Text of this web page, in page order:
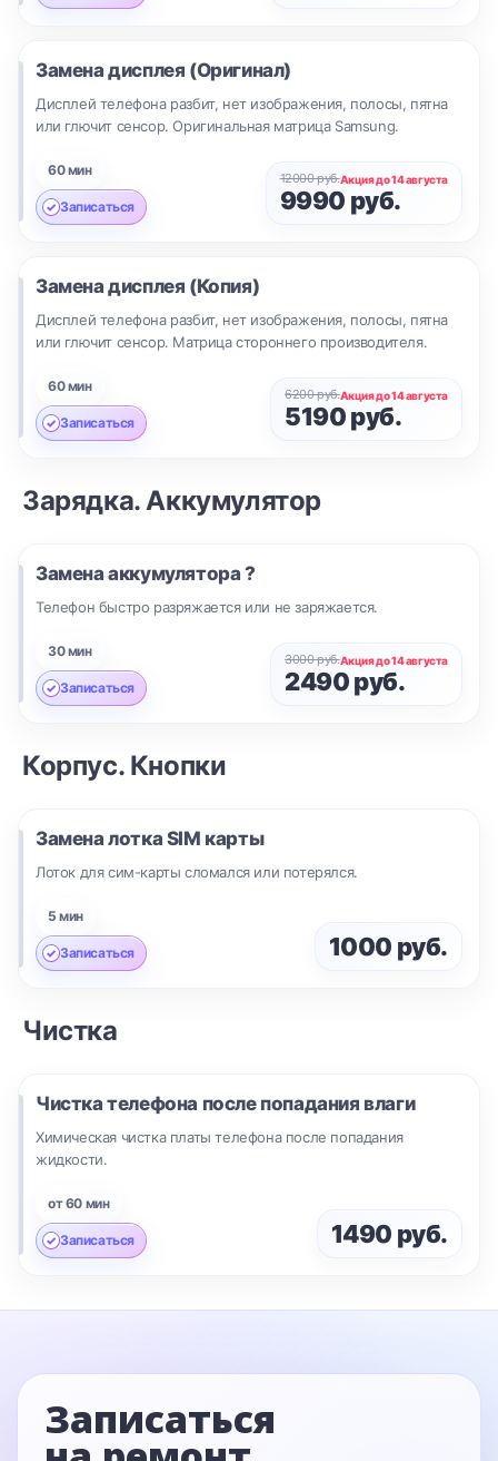
Замена дисплея (Оригинал)
Дисплей телефона разбит, нет изображения, полосы, пятна
или глючит сенсор. Оригинальная матрица Samsung.
60 мин
Записаться
12000 руб.Акция до 14 августа
9990 руб.
Замена дисплея (Копия)
Дисплей телефона разбит, нет изображения, полосы, пятна
или глючит сенсор. Матрица стороннего производителя.
60 мин
Записаться
6200 руб.Акция до 14 августа
5190 руб.
Зарядка. Аккумулятор
Замена аккумулятора ?
Телефон быстро разряжается или не заряжается.
30 мин
Записаться
3000 руб.Акция до 14 августа
2490 руб.
Корпус. Кнопки
Замена лотка SIM карты
Лоток для сим-карты сломался или потерялся.
5 мин
Записаться 1000 руб.
Чистка
Чистка телефона после попадания влаги
Химическая чистка платы телефона после попадания
жидкости.
от 60 мин
Записаться 1490 руб.
Записаться